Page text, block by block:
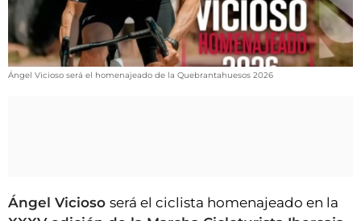
CONTACTAR
FIESTAS EN EL ALTO ARAGÓN
FIESTAS DE SAN LORENZO
HORÓSCOPO
Ángel Vicioso será el homenajeado de la Quebrantahuesos 2026
Ángel Vicioso será el ciclista homenajeado en la